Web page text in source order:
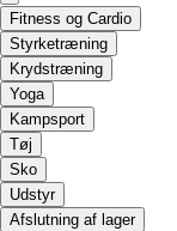
Fitness og Cardio
Styrketræning
Krydstræning
Yoga
Kampsport
Tøj
Sko
Udstyr
Afslutning af lager